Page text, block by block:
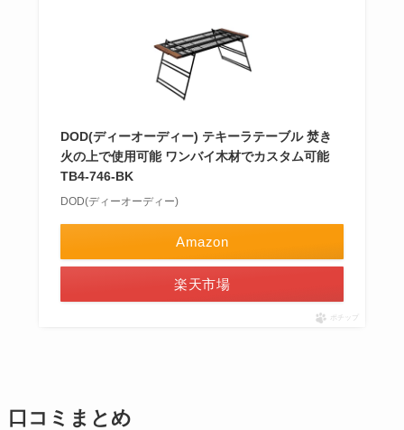
DOD(ディーオーディー) テキーラテーブル 焚き
火の上で使用可能 ワンバイ木材でカスタム可能
TB4-746-BK
DOD(ディーオーディー)
Amazon
楽天市場
ポチップ
口コミまとめ